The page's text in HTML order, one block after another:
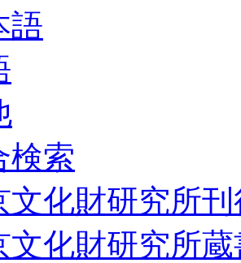
語
検索
文化財研究所
文化財研究所